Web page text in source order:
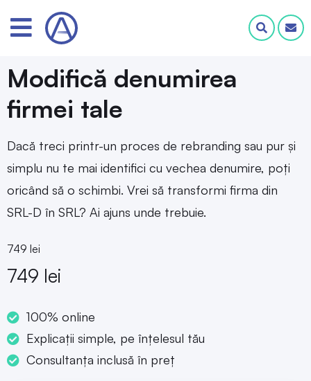
Modifică denumirea
firmei tale
Dacă treci printr-un proces de rebranding sau pur și
simplu nu te mai identifici cu vechea denumire, poți
oricând să o schimbi. Vrei să transformi firma din
SRL-D în SRL? Ai ajuns unde trebuie.
749 lei
749 lei
100% online
Explicații simple, pe înțelesul tău
Consultanța inclusă în preț